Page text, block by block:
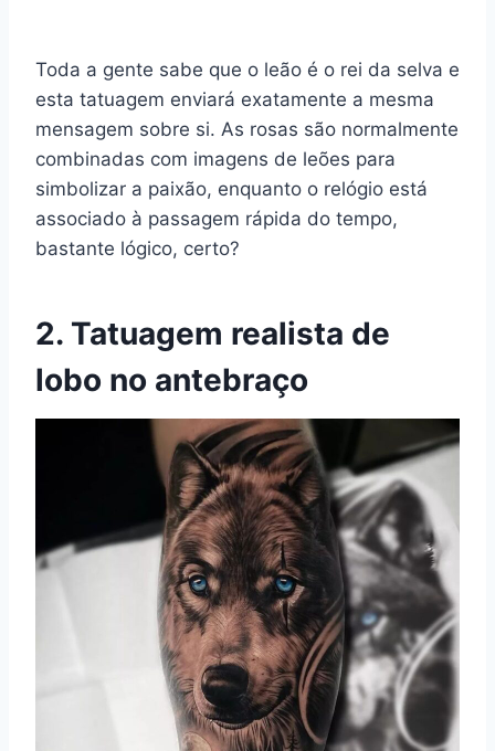
Toda a gente sabe que o leão é o rei da selva e
esta tatuagem enviará exatamente a mesma
mensagem sobre si. As rosas são normalmente
combinadas com imagens de leões para
simbolizar a paixão, enquanto o relógio está
associado à passagem rápida do tempo,
bastante lógico, certo?
2. Tatuagem realista de
lobo no antebraço